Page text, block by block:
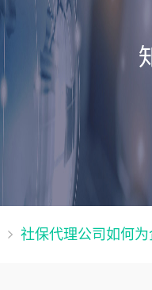
社保代理公司如何